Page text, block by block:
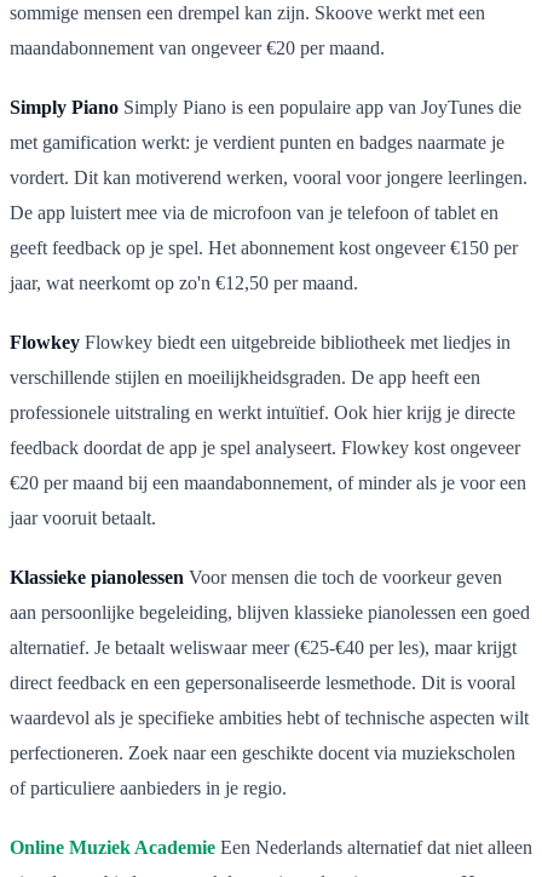
sommige mensen een drempel kan zijn. Skoove werkt met een
maandabonnement van ongeveer €20 per maand.
Simply Piano Simply Piano is een populaire app van JoyTunes die
met gamification werkt: je verdient punten en badges naarmate je
vordert. Dit kan motiverend werken, vooral voor jongere leerlingen.
De app luistert mee via de microfoon van je telefoon of tablet en
geeft feedback op je spel. Het abonnement kost ongeveer €150 per
jaar, wat neerkomt op zo'n €12,50 per maand.
Flowkey Flowkey biedt een uitgebreide bibliotheek met liedjes in
verschillende stijlen en moeilijkheidsgraden. De app heeft een
professionele uitstraling en werkt intuïtief. Ook hier krijg je directe
feedback doordat de app je spel analyseert. Flowkey kost ongeveer
€20 per maand bij een maandabonnement, of minder als je voor een
jaar vooruit betaalt.
Klassieke pianolessen Voor mensen die toch de voorkeur geven
aan persoonlijke begeleiding, blijven klassieke pianolessen een goed
alternatief. Je betaalt weliswaar meer (€25-€40 per les), maar krijgt
direct feedback en een gepersonaliseerde lesmethode. Dit is vooral
waardevol als je specifieke ambities hebt of technische aspecten wilt
perfectioneren. Zoek naar een geschikte docent via muziekscholen
of particuliere aanbieders in je regio.
Online Muziek Academie Een Nederlands alternatief dat niet alleen